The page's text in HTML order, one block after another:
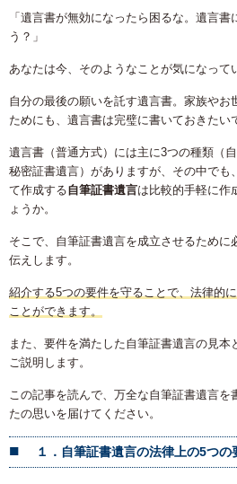
「遺言書が無効になったら困るな。遺言
う？」
あなたは今、そのようなことが気になって
自分の最後の願いを託す遺言書。家族やお
ためにも、遺言書は完璧に書いておきたい
遺言書（普通方式）には主に3つの種類（
秘密証書遺言）がありますが、その中でも
て作成する自筆証書遺言は比較的手軽に作
ょうか。
そこで、自筆証書遺言を成立させるために
伝えします。
紹介する5つの要件を守ることで、法律的
ことができます。
また、要件を満たした自筆証書遺言の見本
ご説明します。
この記事を読んで、万全な自筆証書遺言を
たの思いを届けてください。
１．自筆証書遺言の法律上の5つの